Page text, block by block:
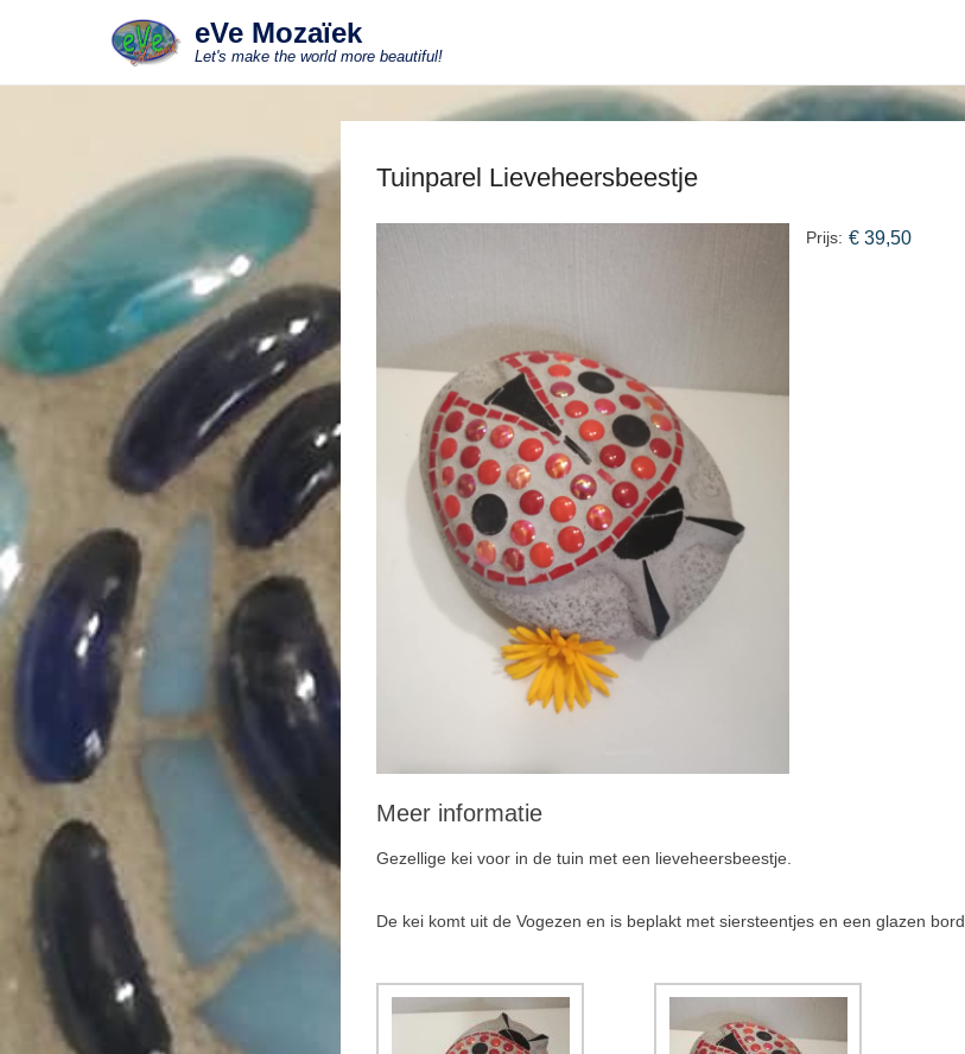
eVe Mozaïek
Let's make the world more beautiful!
Tuinparel Lieveheersbeestje
Prijs: € 39,50
Meer informatie
Gezellige kei voor in de tuin met een lieveheersbeestje.
De kei komt uit de Vogezen en is beplakt met siersteentjes en een glazen bord.